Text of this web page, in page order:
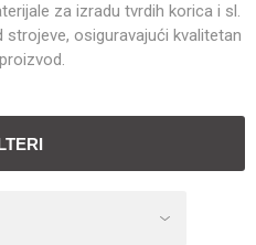
za izradu tvrdih korica i sl.
osiguravajući kvalitetan